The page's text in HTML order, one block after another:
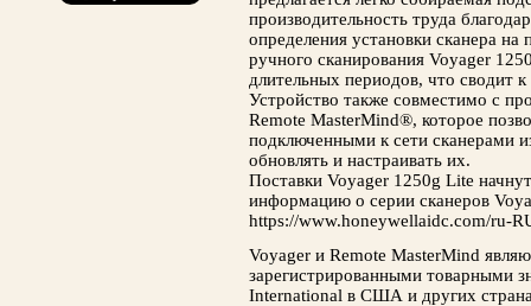
производительность труда
определения установки сканера на
ручного сканирования Voyager
длительных периодов, что сводит
Устройство также совместимо с
Remote MasterMind®, которое
подключенными к сети сканерами
обновлять и настраивать их.
Поставки Voyager 1250g Lite
информацию о серии сканеров
https://www.honeywellaidc.com/ru-
Voyager и Remote MasterMind
зарегистрированными товарными
International в США и других